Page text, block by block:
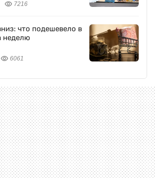
7216
что подешевело в
неделю
6061